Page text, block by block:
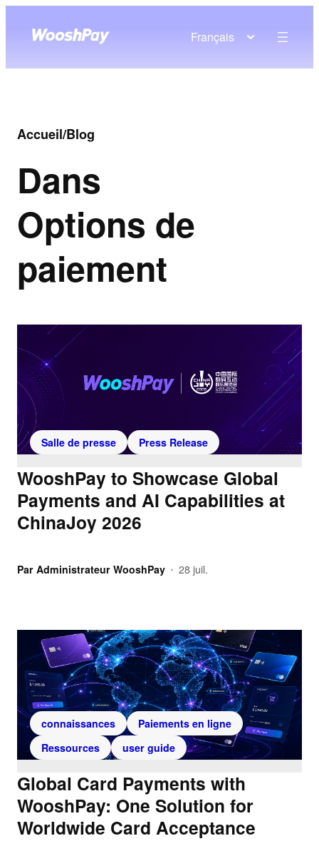
Français
Accueil/Blog
Dans
Options de
paiement
Salle de presse Press Release
WooshPay to Showcase Global
Payments and AI Capabilities at
ChinaJoy 2026
Par Administrateur WooshPay • 28 juil.
connaissances
Paiements en ligne
Ressources
user guide
Global Card Payments with
WooshPay: One Solution for
Worldwide Card Acceptance